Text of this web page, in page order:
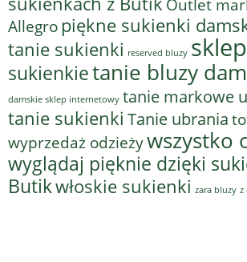
Outlet
Allegropiękne sukienki
tanie sukienki reserved bluzy
sukienkietanie bluzy
damskie sklep internetowy tanie markowe
tanie sukienki Tanie ubrania
wyprzedaż odzieżywszystko
wyglądaj pięknie dzięki
Butikwłoskie sukienki zara bluzy z